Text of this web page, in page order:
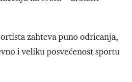
zahteva puno odricanja,
i veliku posvećenost sportu